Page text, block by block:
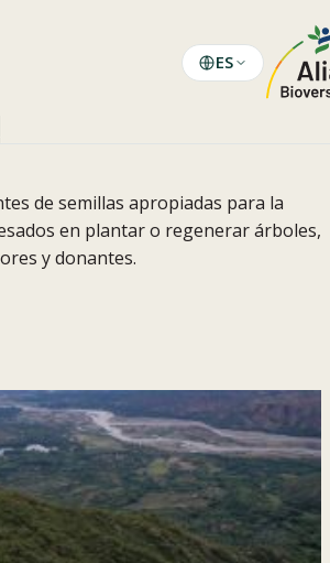
ES
de semillas apropiadas para la
en plantar o regenerar árboles,
y donantes.